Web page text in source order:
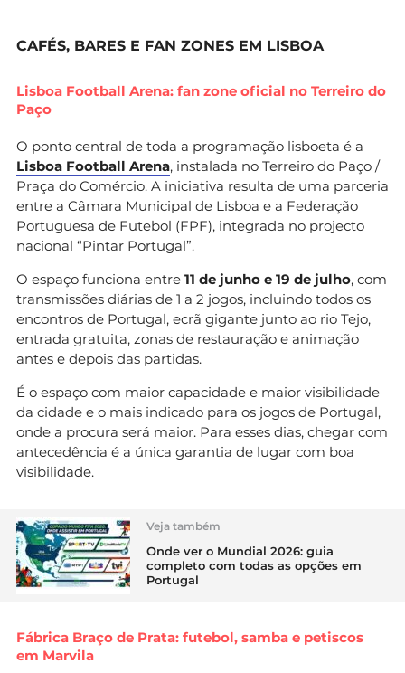
CAFÉS, BARES E FAN ZONES EM LISBOA
Lisboa Football Arena: fan zone oficial no Terreiro do
Paço
O ponto central de toda a programação lisboeta é a
Lisboa Football Arena, instalada no Terreiro do Paço /
Praça do Comércio. A iniciativa resulta de uma parceria
entre a Câmara Municipal de Lisboa e a Federação
Portuguesa de Futebol (FPF), integrada no projecto
nacional “Pintar Portugal”.
O espaço funciona entre 11 de junho e 19 de julho, com
transmissões diárias de 1 a 2 jogos, incluindo todos os
encontros de Portugal, ecrã gigante junto ao rio Tejo,
entrada gratuita, zonas de restauração e animação
antes e depois das partidas.
É o espaço com maior capacidade e maior visibilidade
da cidade e o mais indicado para os jogos de Portugal,
onde a procura será maior. Para esses dias, chegar com
antecedência é a única garantia de lugar com boa
visibilidade.
Veja também
Onde ver o Mundial 2026: guia
completo com todas as opções em
Portugal
Fábrica Braço de Prata: futebol, samba e petiscos
em Marvila